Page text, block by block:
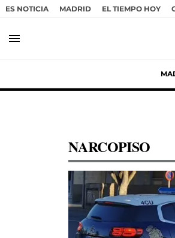
ES NOTICIA MADRID EL TIEMPO HOY
menu
NARCOPISO